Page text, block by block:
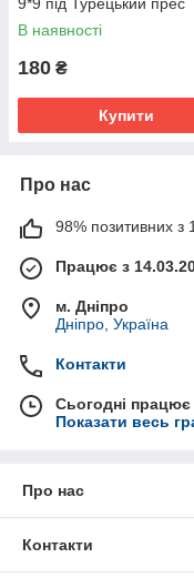
В наявності
180 ₴
Купити
Про нас
98% позитивних з
Працює з
м. Дніпро
Дніпро, Україна
Контакти
Сьогодні
Показати весь
Про нас
Контакти